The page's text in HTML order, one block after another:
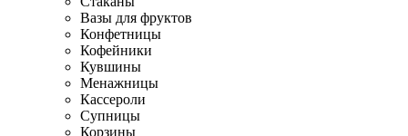
Вазы для фруктов
Конфетницы
Кофейники
Кувшины
Менажницы
Кассероли
Супницы
Корзины